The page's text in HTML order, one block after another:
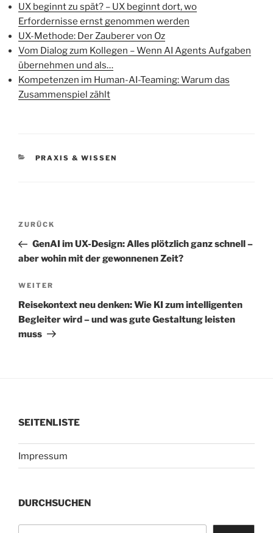
UX beginnt zu spät? – UX beginnt dort, wo
Erfordernisse ernst genommen werden
UX-Methode: Der Zauberer von Oz
Vom Dialog zum Kollegen – Wenn AI Agents Aufgaben
übernehmen und als…
Kompetenzen im Human-AI-Teaming: Warum das
Zusammenspiel zählt
KATEGORIEN
PRAXIS & WISSEN
Beitragsnavigation
Vorheriger
Beitrag
ZURÜCK
GenAI im UX-Design: Alles plötzlich ganz schnell –
aber wohin mit der gewonnenen Zeit?
Nächster
Beitrag
WEITER
Reisekontext neu denken: Wie KI zum intelligenten
Begleiter wird – und was gute Gestaltung leisten
muss
SEITENLISTE
Impressum
DURCHSUCHEN